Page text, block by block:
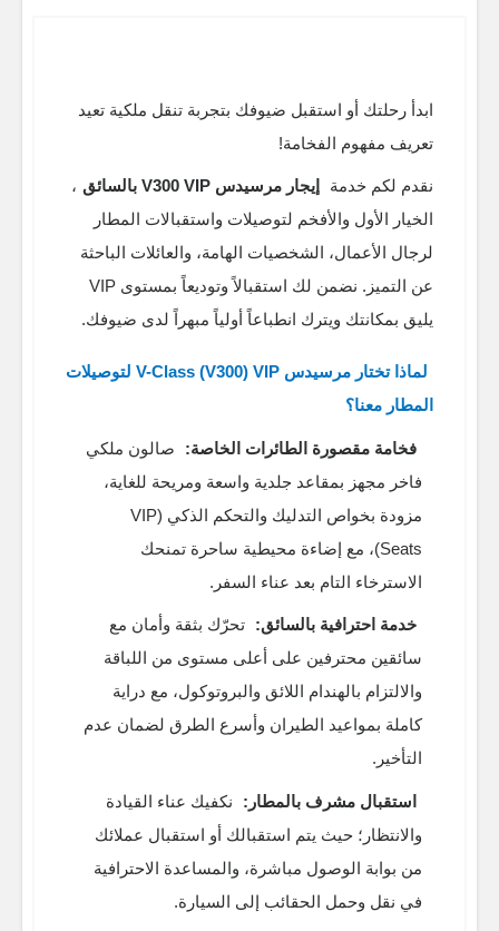
ابدأ رحلتك أو استقبل ضيوفك بتجربة تنقل ملكية تعيد
تعريف مفهوم الفخامة!
نقدم لكم خدمة إيجار مرسيدس V300 VIP بالسائق
،
الخيار الأول والأفخم لتوصيلات واستقبالات المطار
لرجال الأعمال، الشخصيات الهامة، والعائلات الباحثة
عن التميز. نضمن لك استقبالاً وتوديعاً بمستوى VIP
يليق بمكانتك ويترك انطباعاً أولياً مبهراً لدى ضيوفك.
لماذا تختار مرسيدس V-Class (V300) VIP لتوصيلات
المطار معنا؟
فخامة مقصورة الطائرات الخاصة:
صالون ملكي
فاخر مجهز بمقاعد جلدية واسعة ومريحة للغاية،
مزودة بخواص التدليك والتحكم الذكي (VIP
Seats)، مع إضاءة محيطية ساحرة تمنحك
الاسترخاء التام بعد عناء السفر.
خدمة احترافية بالسائق: تحرّك بثقة وأمان مع
سائقين محترفين على أعلى مستوى من اللباقة
والالتزام بالهندام اللائق والبروتوكول، مع دراية
كاملة بمواعيد الطيران وأسرع الطرق لضمان عدم
التأخير.
استقبال مشرف بالمطار:
نكفيك عناء القيادة
والانتظار؛ حيث يتم استقبالك أو استقبال عملائك
من بوابة الوصول مباشرة، والمساعدة الاحترافية
في نقل وحمل الحقائب إلى السيارة.